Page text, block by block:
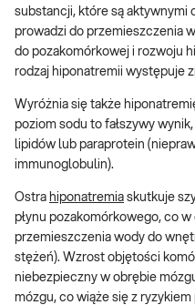
substancji, które są aktywnymi
prowadzi do przemieszczenia
do pozakomórkowej i rozwoju
rodzaj hiponatremii występuje
Wyróżnia się także
poziom sodu to fałszywy
lipidów lub paraprotein
immunoglobulin).
Ostra hiponatremia skutkuje
płynu pozakomórkowego, co
przemieszczenia wody do
stężeń). Wzrost objętości
niebezpieczny w obrębie
mózgu, co wiąże się z